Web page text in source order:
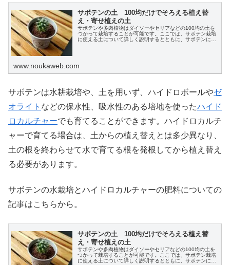
サボテンの土 100均だけでそろえる植え替
え・寄せ植えの土
サボテンや多肉植物はダイソーやセリアなどの100均の土を
つかって栽培することが可能です。ここでは、サボテン栽培
に使える土について詳しく説明するとともに、サボテンに合
www.noukaweb.com
サボテンは水耕栽培や、土を用いず、ハイドロボールやゼ
オライト などの保水性、吸水性のある培地を使ったハイド
ロカルチャーでも育てることができます。ハイドロカルチ
ャーで育てる場合は、土からの植え替えとは多少異なり、
土の根を終わらせて水で育てる根を発根してから植え替え
る必要があります。
サボテンの水栽培とハイドロカルチャーの肥料についての
記事はこちらから。
サボテンの土 100均だけでそろえる植え替
え・寄せ植えの土
サボテンや多肉植物はダイソーやセリアなどの100均の土を
つかって栽培することが可能です。ここでは、サボテン栽培
に使える土について詳しく説明するとともに、サボテンに合
LINE
LinkedIn